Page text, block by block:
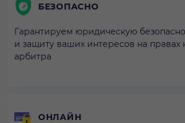
БЕЗОПАСНО
Гарантируем юридическую
и защиту ваших интересов на правах
арбитра
ОНЛАЙН